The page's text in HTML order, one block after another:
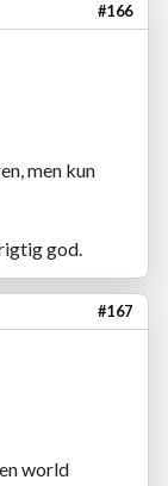
#166
men kun
god.
#167
world